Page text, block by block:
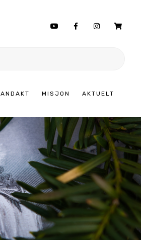
ANDAKT MISJON AKTUELT